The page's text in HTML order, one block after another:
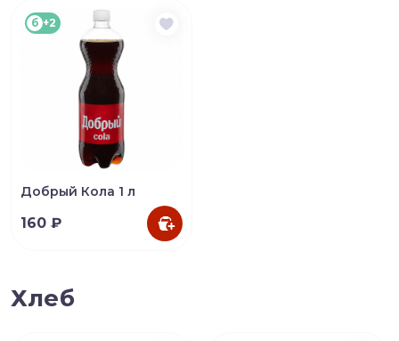
б +2
Добрый Кола 1 л
160 ₽
Хлеб